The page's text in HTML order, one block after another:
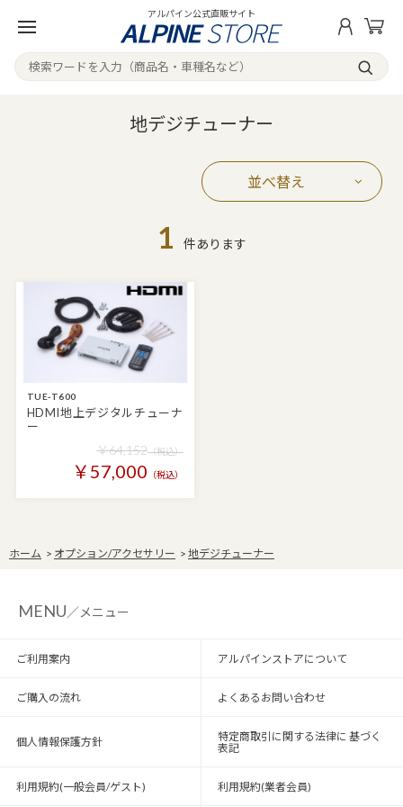
アルパイン公式直販サイト
地デジチューナー
並べ替え
1 件あります
TUE-T600
HDMI地上デジタルチューナ
ー
￥64,152（税込）
￥57,000 （税込）
ホーム > オプション/アクセサリー > 地デジチューナー
MENU／メニュー
ご利用案内 アルパインストアについて
ご購入の流れ よくあるお問い合わせ
個人情報保護方針
特定商取引に関する法律に 基づく
表記
利用規約(一般会員/ゲスト) 利用規約(業者会員)